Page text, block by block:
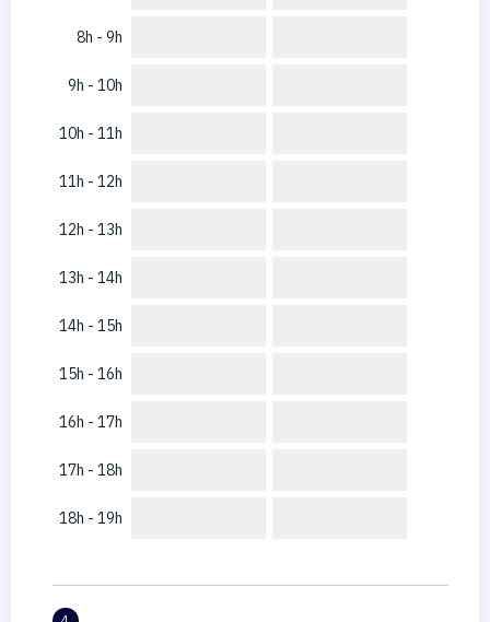
8h - 9h
9h - 10h
10h - 11h
11h - 12h
12h - 13h
13h - 14h
14h - 15h
15h - 16h
16h - 17h
17h - 18h
18h - 19h